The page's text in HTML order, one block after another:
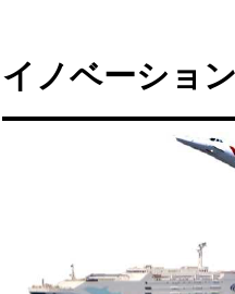
テ
イノベーショ